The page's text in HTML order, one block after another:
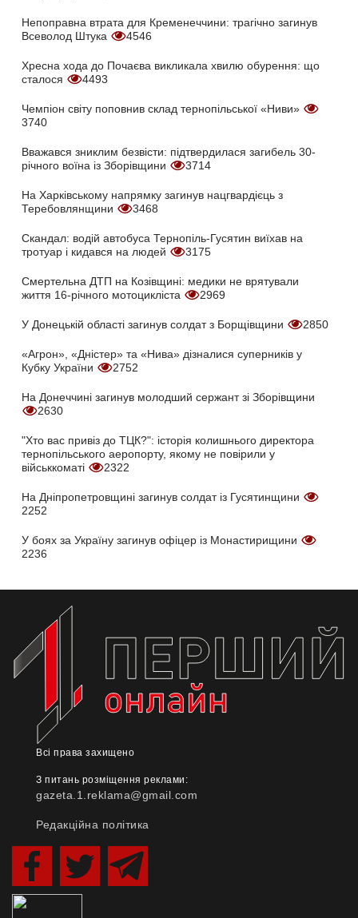
Непоправна втрата для Кременеччини: трагічно загинув
Всеволод Штука
4546
Хресна хода до Почаєва викликала хвилю обурення: що
сталося
4493
Чемпіон світу поповнив склад тернопільської «Ниви»
3740
Вважався зниклим безвісти: підтвердилася загибель 30-
річного воїна із Зборівщини
3714
На Харківському напрямку загинув нацгвардієць з
Теребовлянщини
3468
Скандал: водій автобуса Тернопіль-Гусятин виїхав на
тротуар і кидався на людей
3175
Смертельна ДТП на Козівщині: медики не врятували
життя 16-річного мотоцикліста
2969
У Донецькій області загинув солдат з Борщівщини 2850
«Агрон», «Дністер» та «Нива» дізналися суперників у
Кубку України
2752
На Донеччині загинув молодший сержант зі Зборівщини
2630
"Хто вас привіз до ТЦК?": історія колишнього директора
тернопільського аеропорту, якому не повірили у
військкоматі
2322
На Дніпропетровщині загинув солдат із Гусятинщини
2252
У боях за Україну загинув офіцер із Монастирищини
2236
Всі права захищено
З питань розміщення реклами:
gazeta.1.reklama@gmail.com
Редакційна політика